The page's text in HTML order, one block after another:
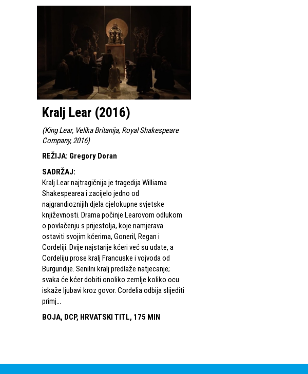
Kralj Lear (2016)
(King Lear, Velika Britanija, Royal Shakespeare
Company, 2016)
REŽIJA: Gregory Doran
SADRŽAJ:
Kralj Lear najtragičnija je tragedija Williama
Shakespearea i zacijelo jedno od
najgrandioznijih djela cjelokupne svjetske
književnosti. Drama počinje Learovom odlukom
o povlačenju s prijestolja, koje namjerava
ostaviti svojim kćerima, Goneril, Regan i
Cordeliji. Dvije najstarije kćeri već su udate, a
Cordeliju prose kralj Francuske i vojvoda od
Burgundije. Senilni kralj predlaže natjecanje;
svaka će kćer dobiti onoliko zemlje koliko ocu
iskaže ljubavi kroz govor. Cordelia odbija slijediti
primj...
BOJA, DCP, HRVATSKI TITL, 175 MIN